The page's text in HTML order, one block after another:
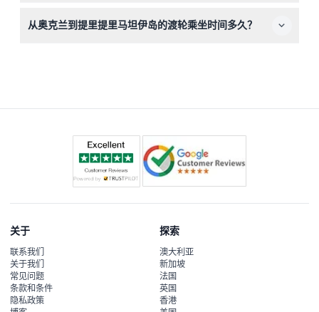
做好安排。
从奥克兰到提里提里马坦伊岛的渡轮乘坐时间多久？
关于
联系我们
关于我们
常见问题
条款和条件
隐私政策
探索
澳大利亚
新加坡
法国
英国
香港